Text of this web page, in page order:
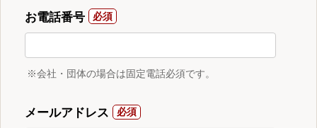
お電話番号
※会社・団体の場合は固定電話必須です。
メールアドレス